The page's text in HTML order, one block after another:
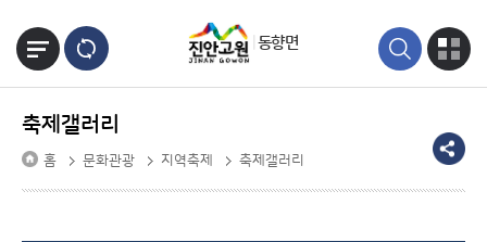
동향면
축제갤러리
홈 문화관광 지역축제 축제갤러리